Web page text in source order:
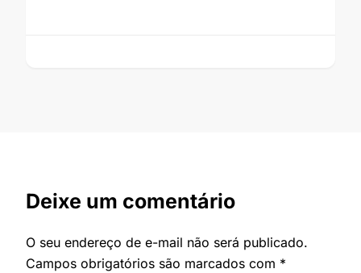
Deixe um comentário
O seu endereço de e-mail não será publicado.
Campos obrigatórios são marcados com *